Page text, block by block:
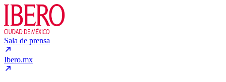
Sala de prensa
Ibero.mx